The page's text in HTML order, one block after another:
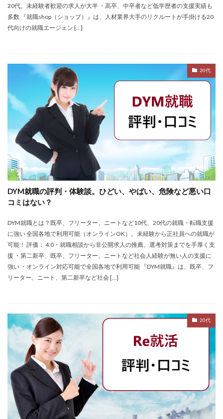
20代。未経験者歓迎の求人が大半 ・高卒、中卒者など低学歴者の支援実績も
多数 『就職shop（ショップ）』は、人材業界大手のリクルートが手掛ける20
代向けの就職エージェン […]
20代
DYM就職の評判・体験談。ひどい、やばい、危険など悪い口
コミはない？
DYM就職とは？既卒、フリーター、ニートなど10代、20代の就職・転職支援
に強い 全国各地で利用可能（オンラインOK）。未経験から正社員への就職が
可能！ 評価： 4.0・就職相談から非公開求人の推薦、選考対策までを手厚く支
援 ・第二新卒、既卒、フリーター、ニートなど社会人経験が無い人の支援に
強い ・オンライン対応可能で全国各地で利用可能 『DYM就職』は、既卒、フ
リーター、ニート、第二新卒など社会 […]
20代